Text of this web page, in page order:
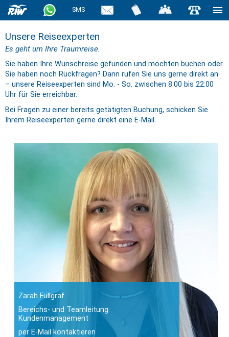
SMS
Unsere Reiseexperten
Es geht um Ihre Traumreise.
Sie haben Ihre Wunschreise gefunden und möchten buchen oder
Sie haben noch Rückfragen? Dann rufen Sie uns gerne direkt an
– unsere Reiseexperten sind Mo. - So. zwischen 8:00 bis 22:00
Uhr für Sie erreichbar.
Bei Fragen zu einer bereits getätigten Buchung, schicken Sie
Ihrem Reiseexperten gerne direkt eine E-Mail.
Zarah Füllgraf
Bereichs- und Teamleitung
Kundenmanagement
per E-Mail kontaktieren